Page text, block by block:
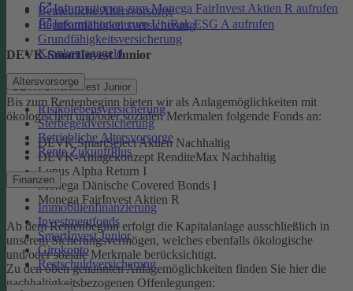
Betriebliche Altersvorsorge
Berufsunfähigkeitsversicherung
Grundfähigkeitsversicherung
Krankentagegeld
Altersvorsorge
Risikolebensversicherung
Sterbegeldversicherung
Betriebliche Altersvorsorge
Rente ZukunftPlus
Finanzen
Immobilienfinanzierung
Investmentfonds
SmartInvest Junior
Girokonto
Restschuldversicherung
Informationen zum Monega FairInvest Aktien R aufrufen
Informationen zum UniRak ESG A aufrufen
DEVK-SmartInvest Junior
DEVK-SmartInvest Junior
Bis zum Rentenbeginn bieten wir als Anlagemöglichkeiten mit
ökologischen und/oder sozialen Merkmalen folgende Fonds an:
DEVK SmartSelect Aktien Nachhaltig
DEVK-Anlagekonzept RenditeMax Nachhaltig
Lupus Alpha Return I
Monega Dänische Covered Bonds I
Monega FairInvest Aktien R
Ab dem Rentenbeginn erfolgt die Kapitalanlage ausschließlich in
unserem Sicherungsvermögen, welches ebenfalls ökologische
und/oder soziale Merkmale berücksichtigt.
Zu den oben genannten Anlagemöglichkeiten finden Sie hier die
nachhaltigkeitsbezogenen Offenlegungen: